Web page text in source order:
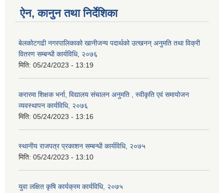
ऐन, कानुन तथा निर्देशिका
बेलकोटगढी नगरपालिकाको खानीजन्य पदार्थको उत्खनन् अनुमति तथा विक्री
वितरण सम्बन्धी कार्यविधि, २०७६
मिति: 05/24/2023 - 13:19
करारमा शिक्षक भर्ना, विद्यालय संचालन अनुमति , स्वीकृति एवं समायोजन
व्यवस्थापन कार्यविधि, २०७६
मिति: 05/24/2023 - 13:16
स्थानीय राजपत्र प्रकाशन सम्बन्धी कार्यविधि, २०७५
मिति: 05/24/2023 - 13:10
युवा लक्षित कृषि कार्यक्रम कार्यविधि, २०७५